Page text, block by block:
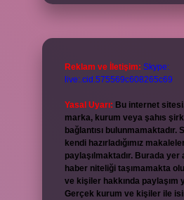
Reklam ve İletişim: Skype:
live:.cid.575569c608265c69
Yasal Uyarı: Bu internet
marka, kurum veya şahıs
bağlantısı bulunmamaktadır.
kendi hazırladığımız
paylaşılmaktadır. Burada
haber niteliği taşımamakta
ve kişiler hakkında paylaşım
Gerçek kurum ve kişiler ile